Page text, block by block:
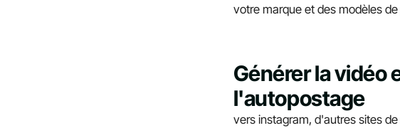
votre marque et des modèles
Générer la vidéo
l'autopostage
vers instagram, d'autres sites